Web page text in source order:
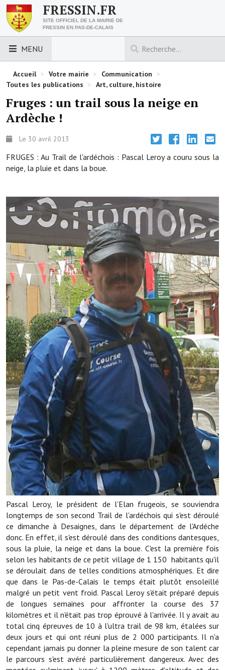
FRESSIN.FR
SITE OFFICIEL DE LA MAIRIE DE
FRESSIN EN PAS-DE-CALAIS
MENU
LES ESSENTIELS
Venir à Fressin
Urbanisme
Nous contacter
Les foulées fressinoises
ACCÈS RAPIDE
Démarches administratives
Projets et travaux en cours
Fêtes et manifestations
Numéros d'urgence
Terrains et maisons à vendre
VOTRE MAIRIE
Elus et agents
L'équipe municipale
Le personnel municipal
Les moyens financiers
Note de synthèse financière
Rapport d'orientation budgétaire
Actions et projets
Projets et travaux en cours
Procès verbaux des conseils municipaux
Communication
Le bulletin municipal : Fressinfo & Le Fressinois
Toutes les publications
Le village dans l'intercommunalité
Communauté de communes
Autres groupements
Accueil > Votre mairie > Communication >
Toutes les publications > Art, culture, histoire
Fruges : un trail sous la neige en
Ardèche !
Le 30 avril 2013
FRUGES : Au Trail de l'ardéchois : Pascal Leroy a couru sous la
neige, la pluie et dans la boue.
Pascal Leroy, le président de l'Elan frugeois, se souviendra
longtemps de son second Trail de l'ardéchois qui s'est déroulé
ce dimanche à Desaignes, dans le département de l'Ardéche
donc. En effet, il s'est déroulé dans des conditions dantesques,
sous la pluie, la neige et dans la boue. C'est la première fois
selon les habitants de ce petit village de 1 150 habitants qu'il
se déroulait dans de telles conditions atmosphériques. Et dire
que dans le Pas-de-Calais le temps était plutôt ensoleillé
malgré un petit vent froid. Pascal Leroy s'était préparé depuis
de longues semaines pour affronter la course des 37
kilomètres et il n'était pas trop éprouvé à l'arrivée. Il y avait au
total cinq épreuves de 10 à l'ultra trail de 98 km, étalées sur
deux jours et qui ont réuni plus de 2 000 participants. Il n'a
cependant jamais pu donner la pleine mesure de son talent car
le parcours s'est avéré particulièrement dangereux. Avec des